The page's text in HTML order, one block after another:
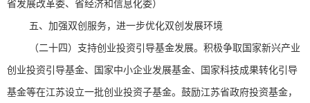
省发展改革委、省经济和信息化委）
五、加强双创服务，进一步优化双创发展环境
（二十四）支持创业投资引导基金发展。积极争取国家新兴产业
创业投资引导基金、国家中小企业发展基金、国家科技成果转化引导
基金等在江苏设立一批创业投资子基金。鼓励江苏省政府投资基金，